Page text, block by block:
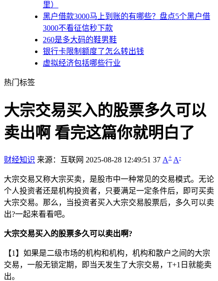
里）
黑户借款3000马上到账的有哪些？盘点5个黑户借
3000不看征信秒下款
260是多大码的鞋男鞋
银行卡限制额度了怎么转出钱
虚拟经济包括哪些行业
热门标签
大宗交易买入的股票多久可以
卖出啊 看完这篇你就明白了
财经知识 来源：互联网 2025-08-28 12:49:51 37 A+ A-
大宗交易又称大宗买卖，是股市中一种常见的交易模式。无论
个人投资者还是机构投资者，只要满足一定条件后，即可买卖
大宗交易。那么，当投资者买入大宗交易股票后，多久可以卖
出?一起来看看吧。
大宗交易买入的股票多久可以卖出啊?
【1】如果是二级市场的机构和机构，机构和散户之间的大宗
交易，一般无锁定期，即当天发生了大宗交易，T+1日就能卖
出。